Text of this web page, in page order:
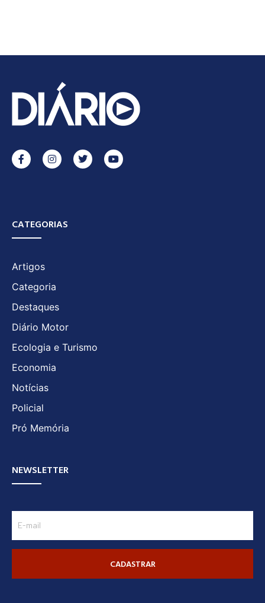
CATEGORIAS
Artigos
Categoria
Destaques
Diário Motor
Ecologia e Turismo
Economia
Notícias
Policial
Pró Memória
NEWSLETTER
CADASTRAR